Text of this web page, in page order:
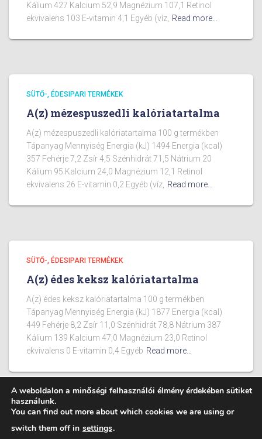
Kálium 427 Kalcium 52,9 Magnézium 107,1 Retinol
ekvivalens 103 E-vitamin 4,1 Egyéb (víz, Read more…
SÜTŐ-, ÉDESIPARI TERMÉKEK
A(z) mézespuszedli kalóriatartalma
A(z) mézespuszedli kalóriatartalma 100 g termékben
Tápanyag Mennyiség Energia (kJ) 1494 Energia (kcal)
357 Fehérje 7,2 Zsír 4,5 Szénhidrát 71,5 Nátrium 20
Kálium 95 Kalcium 24,0 Magnézium 12,1 Retinol
ekvivalens 26 E-vitamin 0,2 Egyéb (víz, Read more…
SÜTŐ-, ÉDESIPARI TERMÉKEK
A(z) édes keksz kalóriatartalma
A(z) édes keksz kalóriatartalma 100 g termékben
Tápanyag Mennyiség Energia (kJ) 1877 Energia (kcal)
449 Fehérje 8,2 Zsír 11,0 Szénhidrát 78,8 Nátrium 387
Kálium 139 Kalcium 47,0 Magnézium 23,0 Retinol
ekvivalens 0 E-vitamin 0,4 Egyéb Read more…
A weboldalon a minőségi felhasználói élmény érdekében sütiket
használunk.
You can find out more about which cookies we are using or
switch them off in settings.